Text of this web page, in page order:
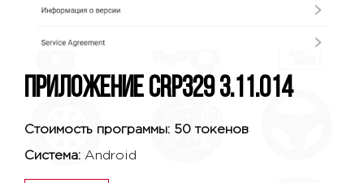
Приложение CRP329 3.11.014
Стоимость программы: 50 токенов
Система: Android